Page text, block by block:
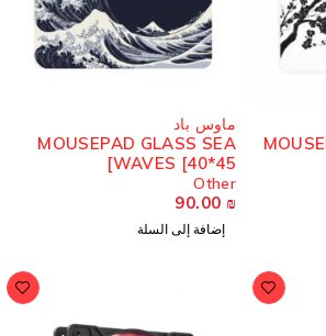
مميز
ماوس باد
MOUSEPAD GLASS SEA
WAVES [40*45]
Other
90.00
إضافة إلى السلة